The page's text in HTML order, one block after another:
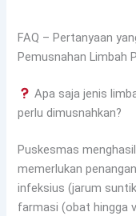
FAQ – Pertanyaan
Pemusnahan Limbah
Apa saja jenis
perlu dimusnahkan?
Puskesmas
memerlukan
infeksius (jarum
farmasi (obat hingga